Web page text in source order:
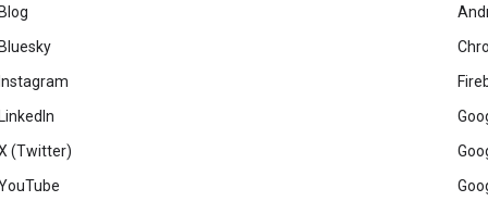
(Twitter)